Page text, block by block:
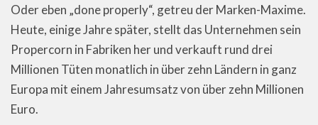
Oder eben „done properly“, getreu der Marken-Maxime.
Heute, einige Jahre später, stellt das Unternehmen sein
Propercorn in Fabriken her und verkauft rund drei
Millionen Tüten monatlich in über zehn Ländern in ganz
Europa mit einem Jahresumsatz von über zehn Millionen
Euro.